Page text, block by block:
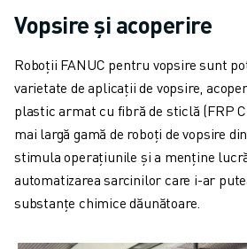
Vopsire și acoperire
Roboții FANUC pentru vopsire sunt
varietate de aplicații de vopsire,
plastic armat cu fibră de sticlă (FRP
mai largă gamă de roboți de vopsire
stimula operațiunile și a menține
automatizarea sarcinilor care i-ar
substanțe chimice dăunătoare.